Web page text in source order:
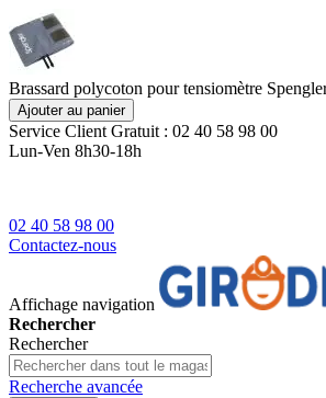
Brassard polycoton pour tensiomètre
Ajouter au panier
Service Client Gratuit : 02 40 58 98 00
Lun-Ven 8h30-18h
02 40 58 98 00
Contactez-nous
Affichage navigation
Rechercher
Rechercher
Recherche avancée